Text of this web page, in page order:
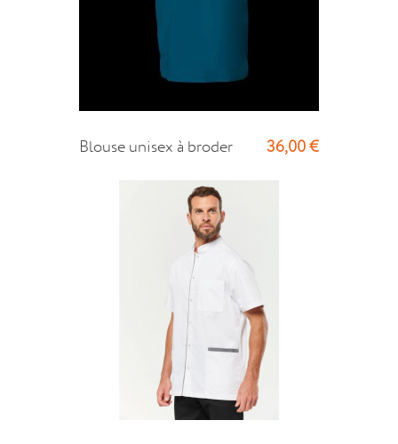
Blouse unisex à broder 36,00 €